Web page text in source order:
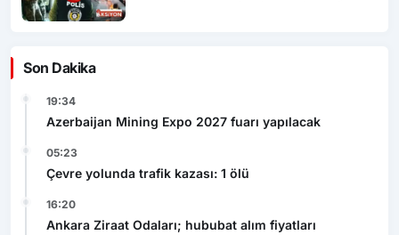
Son Dakika
19:34
Azerbaijan Mining Expo 2027 fuarı yapılacak
05:23
Çevre yolunda trafik kazası: 1 ölü
16:20
Ankara Ziraat Odaları; hububat alım fiyatları